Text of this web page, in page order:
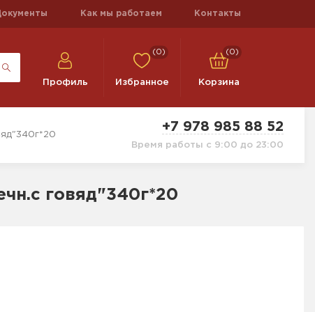
Как мы работаем Контакты
Профиль
(0)
Избранное
(0)
Корзина
+7 978 985 88 52
Время работы с 9:00 до 23:00
говяд"340г*20